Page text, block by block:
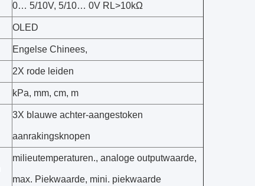
0… 5/10V, 5/10… 0V RL>10kΩ
OLED
Engelse Chinees,
2X rode leiden
kPa, mm, cm, m
3X blauwe achter-aangestoken
aanrakingsknopen
milieutemperaturen., analoge outputwaarde,
max. Piekwaarde, mini. piekwaarde